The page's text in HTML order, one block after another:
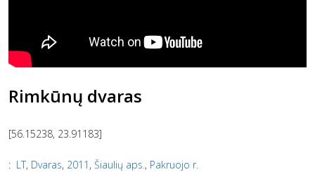
Rimkūnų dvaras
[56.15238, 23.91183]
: LT, Dvaras, 2011 , Šiaulių aps., Pakruojo r.